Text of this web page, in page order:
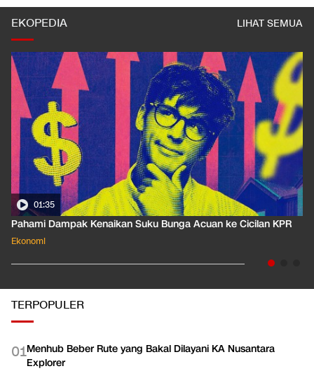
EKOPEDIA LIHAT SEMUA
01:35
Pahami Dampak Kenaikan Suku Bunga Acuan ke Cicilan KPR
Ekonomi
TERPOPULER
01Menhub Beber Rute yang Bakal Dilayani KA Nusantara
Explorer